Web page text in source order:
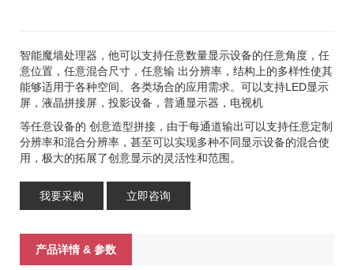
智能魔墙处理器，他可以支持任意数量显示设备的任意角度，任
意位置，任意混合尺寸，任意输 出分辨率，结构上的多样性使其
能够适用于各种空间、各类场合的应用需求。可以支持LED显示
屏，液晶拼接屏，投影设备，普通显示器，电视机
等任意设备的 创意造型拼接，由于每通道输出可以支持任意定制
分辨率和混合分辨率，甚至可以实现多种不同显示设备的混合使
用，极大的拓展了创意显示的灵活性和范围。
我要采购 立即咨询
产品详情 & 参数